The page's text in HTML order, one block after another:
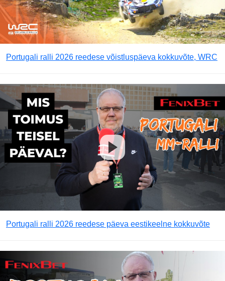
Portugali ralli 2026 reedese võistluspäeva kokkuvõte, WRC
Portugali ralli 2026 reedese päeva eestikeelne kokkuvõte